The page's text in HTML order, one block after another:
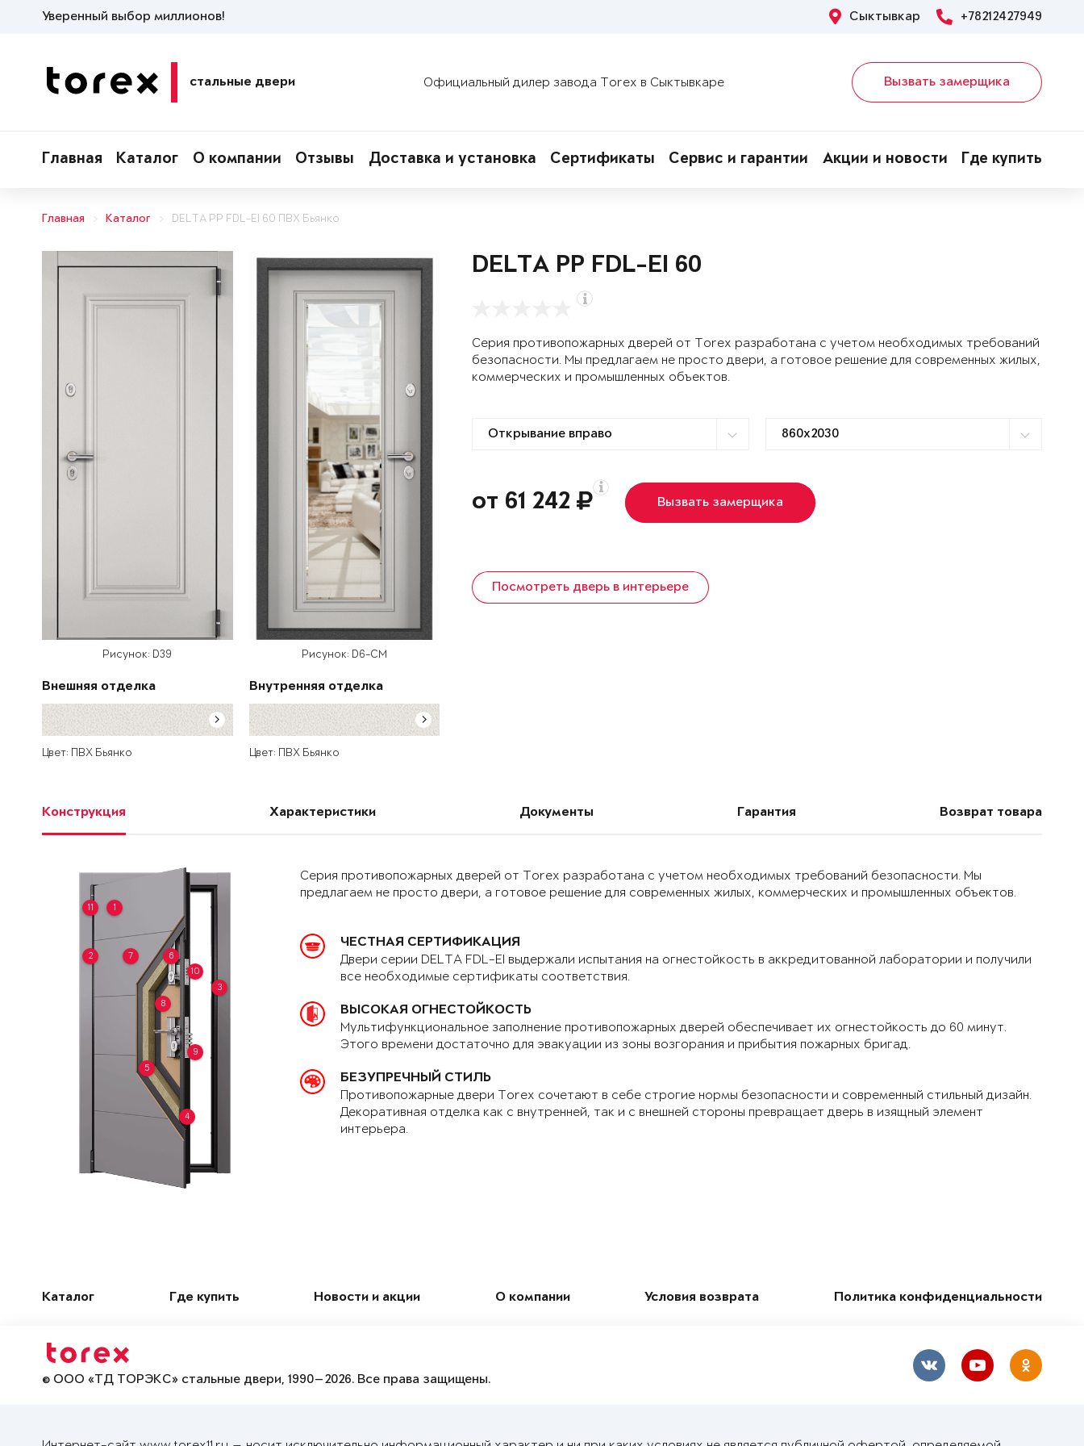
Уверенный выбор миллионов! Сыктывкар +78212427949
стальные двери Официальный дилер завода Torex в Сыктывкаре Вызвать замерщика
Главная Каталог О компании Отзывы Доставка и установка Сертификаты Сервис и гарантии Акции и новости Где купить
Главная Каталог DELTA PP FDL-EI 60 ПВХ Бьянко
Рисунок: D39
Внешняя отделка
Цвет: ПВХ Бьянко
Рисунок: D6-СM
Внутренняя отделка
Цвет: ПВХ Бьянко
DELTA PP FDL-EI 60
Серия противопожарных дверей от Torex разработана с учетом необходимых требований
безопасности. Мы предлагаем не просто двери, а готовое решение для современных жилых,
коммерческих и промышленных объектов.
от 61 242 Вызвать замерщика
Посмотреть дверь в интерьере
Конструкция Характеристики Документы Гарантия Возврат товара
1
2
3
4
5
6
7
8
9
10
11
Серия противопожарных дверей от Torex разработана с учетом необходимых требований безопасности. Мы
предлагаем не просто двери, а готовое решение для современных жилых, коммерческих и промышленных объектов.
ЧЕСТНАЯ СЕРТИФИКАЦИЯ
Двери серии DELTA FDL-EI выдержали испытания на огнестойкость в аккредитованной лаборатории и получили
все необходимые сертификаты соответствия.
ВЫСОКАЯ ОГНЕСТОЙКОСТЬ
Мультифункциональное заполнение противопожарных дверей обеспечивает их огнестойкость до 60 минут.
Этого времени достаточно для эвакуации из зоны возгорания и прибытия пожарных бригад.
БЕЗУПРЕЧНЫЙ СТИЛЬ
Противопожарные двери Torex сочетают в себе строгие нормы безопасности и современный стильный дизайн.
Декоративная отделка как с внутренней, так и с внешней стороны превращает дверь в изящный элемент
интерьера.
Каталог Где купить Новости и акции О компании Условия возврата Политика конфиденциальности
© ООО «ТД ТОРЭКС» стальные двери, 1990—2026. Все права защищены.